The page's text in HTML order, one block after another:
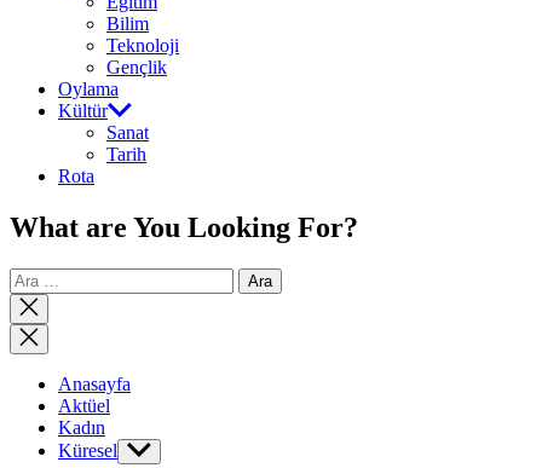
Bilim
Teknoloji
Gençlik
Oylama
Kültür
Sanat
Tarih
Rota
What are You Looking For?
Arama:
Close
search
Anasayfa
Aktüel
Kadın
Küresel Show